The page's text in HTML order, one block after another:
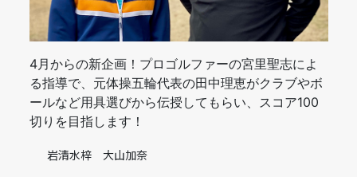
4月からの新企画！プロゴルファーの宮里聖志によ
る指導で、元体操五輪代表の田中理恵がクラブやボ
ールなど用具選びから伝授してもらい、スコア100
切りを目指します！
岩清水梓 大山加奈